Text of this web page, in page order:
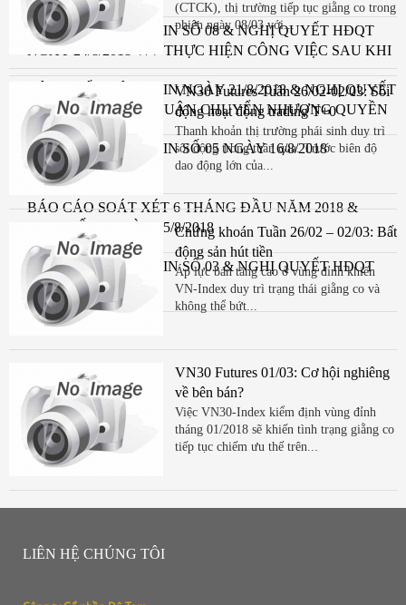
NGÀY 05/9/2018)
CÔNG BỐ THÔNG TIN SỐ 08 & NGHỊ QUYẾT HĐQT
NGÀY 24/8/2018 V/V THỰC HIỆN CÔNG VIỆC SAU KHI
NHẬN ĐƯỢC
CÔNG BỐ THÔNG TIN NGÀY 21/8/2018 & NGHỊ QUYẾT
HĐQT V/V CHẤP THUẬN CHUYỂN NHƯỢNG QUYỀN
SDĐ TẠI VSIP
CÔNG BỐ THÔNG TIN SỐ 05 NGÀY 16/8/2018
BÁO CÁO SOÁT XÉT 6 THÁNG ĐẦU NĂM 2018 &
CBTT SỐ 04 NGÀY 15/8/2018
CÔNG BỐ THÔNG TIN SỐ 03 & NGHỊ QUYẾT HĐQT
NGÀY 15/8/2018
(CTCK), thị trường tiếp tục giằng co trong
phiên ngày 08/03 với...
VN30 Futures Tuần 26/02-02/03: Sôi
động hoạt động trading T+0
Thanh khoản thị trường phái sinh duy trì
sôi động trong tuần qua. Trước biên độ
dao động lớn của...
Chứng khoán Tuần 26/02 – 02/03: Bất
động sản hút tiền
Áp lực bán tăng cao ở vùng đỉnh khiến
VN-Index duy trì trạng thái giằng co và
không thể bứt...
VN30 Futures 01/03: Cơ hội nghiêng
về bên bán?
Việc VN30-Index kiểm định vùng đỉnh
tháng 01/2018 sẽ khiến tình trạng giằng co
tiếp tục chiếm ưu thế trên...
LIÊN HỆ CHÚNG TÔI